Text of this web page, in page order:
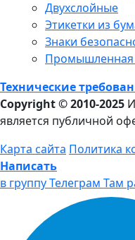
Двухслойные
Этикетки из
Знаки
Промышленная
Технические
Copyright © 2010-2025
является публичной
Карта сайта Политика
Написать
в группу Телеграм Там